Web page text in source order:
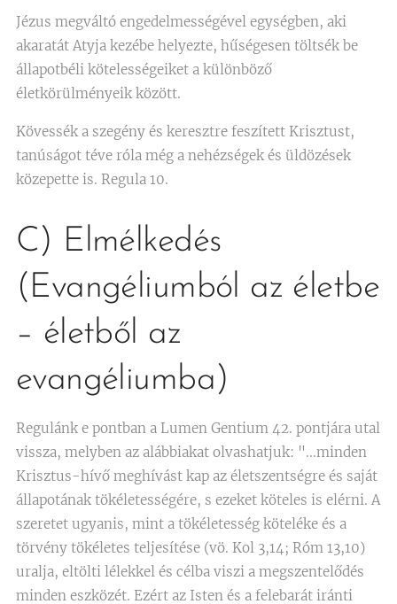
Jézus megváltó engedelmességével egységben, aki
akaratát Atyja kezébe helyezte, hűségesen töltsék be
állapotbéli kötelességeiket a különböző
életkörülményeik között.
Kövessék a szegény és keresztre feszített Krisztust,
tanúságot téve róla még a nehézségek és üldözések
közepette is. Regula 10.
C) Elmélkedés
(Evangéliumból az életbe
– életből az
evangéliumba)
Regulánk e pontban a Lumen Gentium 42. pontjára utal
vissza, melyben az alábbiakat olvashatjuk: "...minden
Krisztus-hívő meghívást kap az életszentségre és saját
állapotának tökéletességére, s ezeket köteles is elérni. A
szeretet ugyanis, mint a tökéletesség köteléke és a
törvény tökéletes teljesítése (vö. Kol 3,14; Róm 13,10)
uralja, eltölti lélekkel és célba viszi a megszentelődés
minden eszközét. Ezért az Isten és a felebarát iránti